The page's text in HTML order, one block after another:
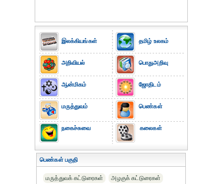
இலக்கியங்கள்
அறிவியல்
ஆன்மிகம்
மருத்துவம்
நகைச்சுவை
தமிழ் உலகம்
பொதுஅறிவு
ஜோதிடம்
பெண்கள்
கலைகள்
பெண்கள் பகுதி
மருத்துவக் கட்டுரைகள்
அழகுக் கட்டுரைகள்